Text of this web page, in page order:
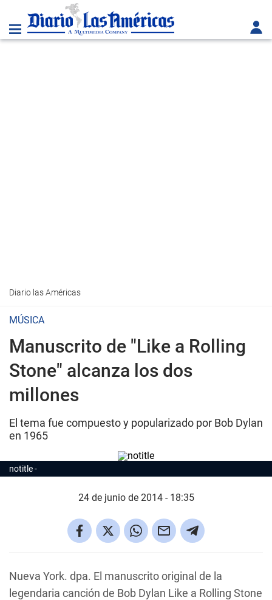
Diario las Américas
MÚSICA
Manuscrito de "Like a Rolling
Stone" alcanza los dos
millones
El tema fue compuesto y popularizado por Bob Dylan
en 1965
notitle
24 de junio de 2014 - 18:35
Nueva York. dpa. El manuscrito original de la
legendaria canción de Bob Dylan Like a Rolling Stone